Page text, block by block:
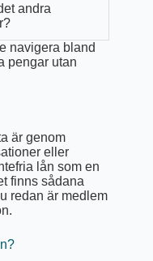
andra
navigera bland
pengar utan
är genom
eller
lån som en
finns sådana
redan är medlem